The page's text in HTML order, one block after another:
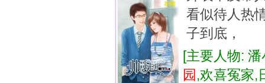
看似待人
子到底，
[主要人物:
园,欢喜冤